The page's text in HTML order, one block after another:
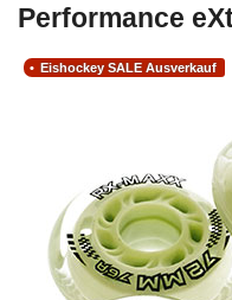
Performance
Eishockey SALE Ausverkauf